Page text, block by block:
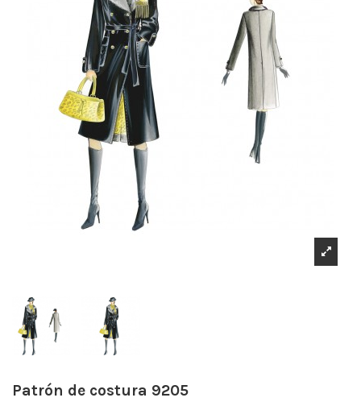
Patrón de costura 9205